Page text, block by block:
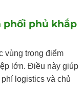
phối phủ khắp
vùng trọng điểm
lớn. Điều này giúp
logistics và chủ